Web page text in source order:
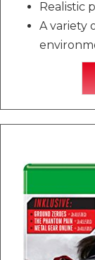
Realistic
A variety